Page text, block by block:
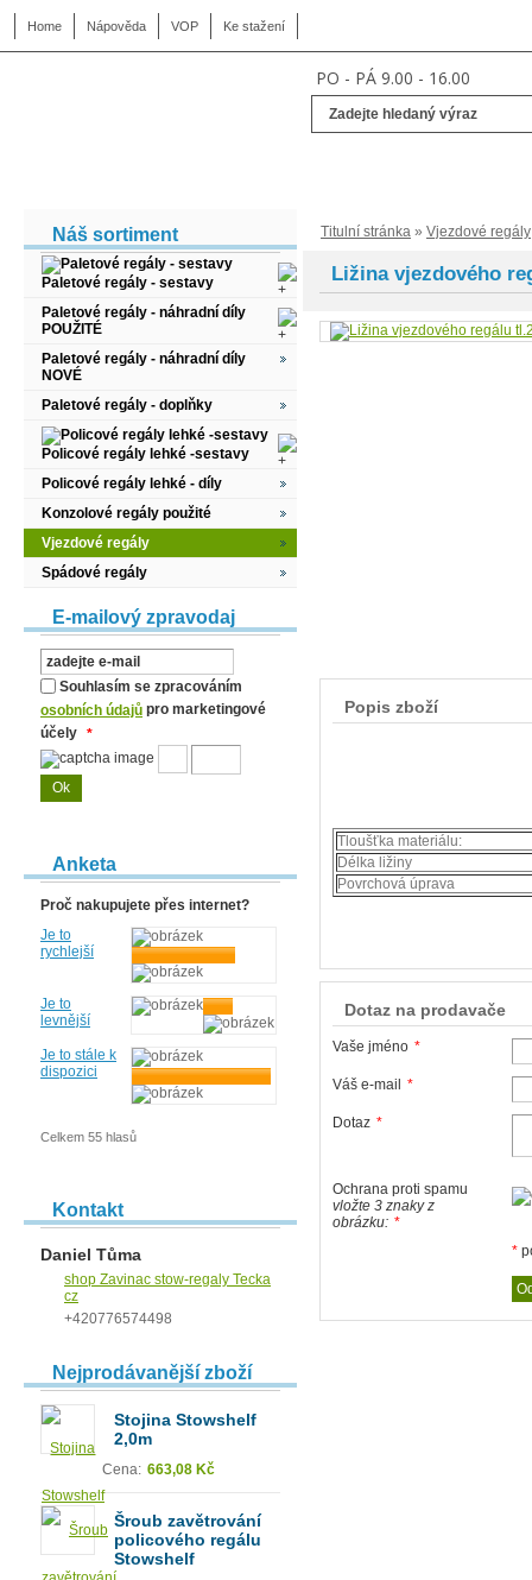
PO - PÁ 9.00 - 16.00
Home Nápověda VOP Ke stažení
Titulní stránka » Vjezdové regály
Ližina vjezdového
Popis zboží
Tloušťka materiálu:
Délka ližiny
Povrchová úprava
Dotaz na prodavače
Vaše jméno *
Váš e-mail *
Dotaz *
Ochrana proti spamu
vložte 3 znaky z
obrázku: *
*
Náš sortiment
Paletové regály - sestavy
Paletové regály - náhradní díly
POUŽITÉ
Paletové regály - náhradní díly
NOVÉ
Paletové regály - doplňky
Policové regály lehké -sestavy
Policové regály lehké - díly
Konzolové regály použité
Vjezdové regály
Spádové regály
E-mailový zpravodaj
Souhlasím se zpracováním
osobních údajů pro marketingové
účely *
Anketa
Proč nakupujete přes internet?
Je to
rychlejší
Je to
levnější
Je to stále k
dispozici
Celkem 55 hlasů
Kontakt
Daniel Tůma
shop Zavinac stow-regaly Tecka
cz
+420776574498
Nejprodávanější zboží
Stojina Stowshelf
2,0m
Cena: 663,08 Kč
Šroub zavětrování
policového regálu
Stowshelf